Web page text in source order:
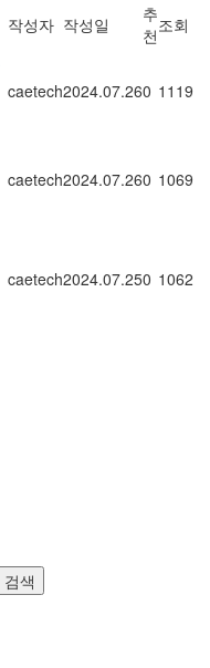
작성자 작성일
추
천조회
caetech2024.07.260 1119
caetech2024.07.260 1069
caetech2024.07.250 1062
검색